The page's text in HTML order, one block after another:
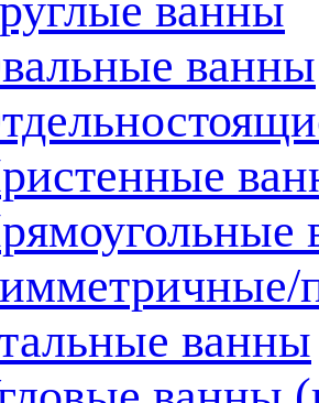
ванны
ванны